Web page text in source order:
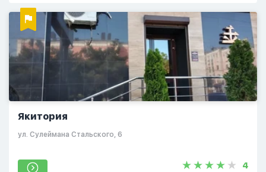
Якитория
ул. Сулеймана Стальского, 6
4